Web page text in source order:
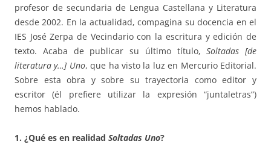
profesor de secundaria de Lengua Castellana y Literatura
desde 2002. En la actualidad, compagina su docencia en el
IES José Zerpa de Vecindario con la escritura y edición de
texto. Acaba de publicar su último título,Soltadas [de
literatura y…] Uno, que ha visto la luz en Mercurio Editorial.
Sobre esta obra y sobre su trayectoria como editor y
escritor (él prefiere utilizar la expresión “juntaletras”)
hemos hablado.
1. ¿Qué es en realidad Soltadas Uno?